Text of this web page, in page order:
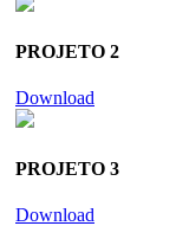
PROJETO 2
Download
PROJETO 3
Download